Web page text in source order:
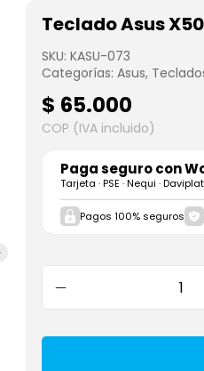
Teclado Asus
SKU: KASU-073
Categorías: Asus,
$ 65.000
COP (IVA incluido)
Paga seguro con
Tarjeta · PSE · Nequi ·
Pagos 100% seguros